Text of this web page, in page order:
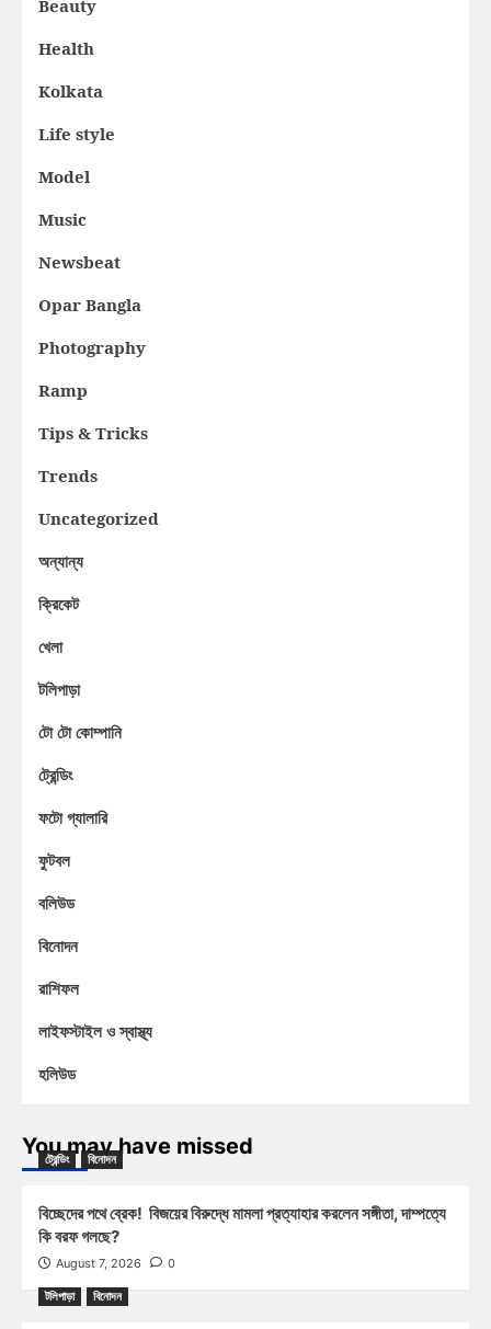
Beauty
Health
Kolkata
Life style
Model
Music
Newsbeat
Opar Bangla
Photography
Ramp
Tips & Tricks
Trends
Uncategorized
অন্যান্য
ক্রিকেট
খেলা
টলিপাড়া
টো টো কোম্পানি
ট্রেন্ডিং
ফটো গ্যালারি
ফুটবল
বলিউড
বিনোদন
রাশিফল
লাইফস্টাইল ও স্বাস্থ্য
হলিউড
You may have missed
ট্রেন্ডিং বিনোদন
বিচ্ছেদের পথে ব্রেক! বিজয়ের বিরুদ্ধে মামলা প্রত্যাহার করলেন সঙ্গীতা, দাম্পত্যে
কি বরফ গলছে?
August 7, 2026 0
টলিপাড়া বিনোদন